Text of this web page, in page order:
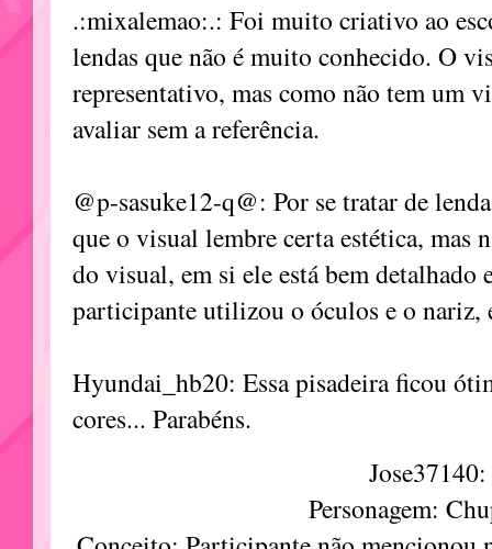
.:mixalemao:.: Foi muito criativo ao
lendas que não é muito conhecido. O
representativo, mas como não tem
avaliar sem a referência.
@p-sasuke12-q@: Por se tratar de
que o visual lembre certa estética, mas
do visual, em si ele está bem detalhado
participante utilizou o óculos e o nariz,
Hyundai_hb20: Essa pisadeira ficou
cores... Parabéns.
Jose37140:
Personagem: